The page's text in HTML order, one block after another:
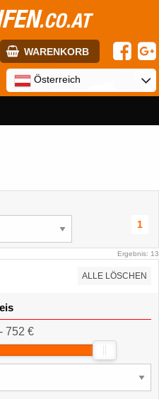
.CO.AT
WARENKORB
Österreich
1
Ergebnis: 13
ALLE LÖSCHEN
752 €